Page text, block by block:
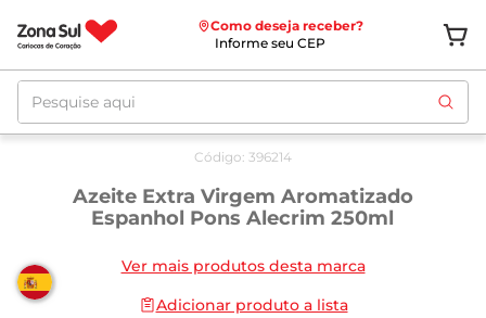
Como deseja receber?
Informe seu CEP
Pesquise aqui
Código: 396214
Azeite Extra Virgem Aromatizado
Espanhol Pons Alecrim 250ml
Ver mais produtos desta marca
Adicionar produto a lista